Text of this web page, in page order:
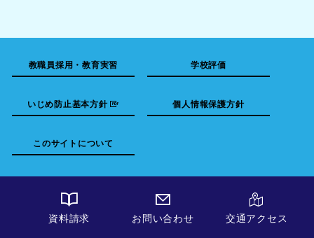
教職員採用・教育実習 学校評価
いじめ防止基本方針 個人情報保護方針
このサイトについて
資料請求 お問い合わせ 交通アクセス